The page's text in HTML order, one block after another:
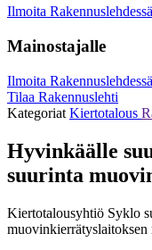
Ilmoita Rakennuslehdessä
Mainostajalle
Ilmoita Rakennuslehdessä
Tilaa Rakennuslehti
Kategoriat Kiertotalous
Hyvinkäälle
suurinta
Kiertotalousyhtiö Syklo